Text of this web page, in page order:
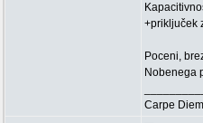
+priključek
Poceni,
Nobenega
Carpe Diem